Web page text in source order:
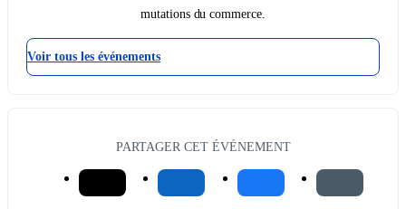
mutations du commerce.
Voir tous les événements
PARTAGER CET ÉVÉNEMENT